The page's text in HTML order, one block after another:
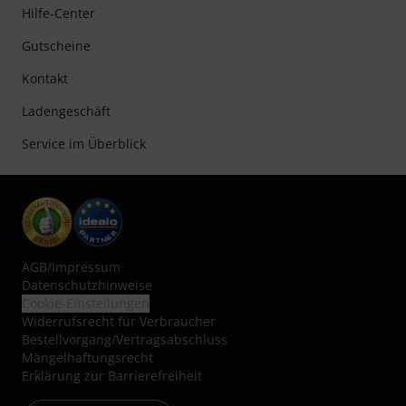
Hilfe-Center
Gutscheine
Kontakt
Ladengeschäft
Service im Überblick
AGB/Impressum
Datenschutzhinweise
Widerrufsrecht für Verbraucher
Bestellvorgang/Vertragsabschluss
Mängelhaftungsrecht
Erklärung zur Barrierefreiheit